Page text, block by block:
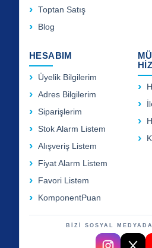
Toptan Satış
Blog
HESABIM
Üyelik Bilgilerim
Adres Bilgilerim
Siparişlerim
Stok Alarm Listem
Alışveriş Listem
Fiyat Alarm Listem
Favori Listem
KomponentPuan
BİZİ SOSYAL